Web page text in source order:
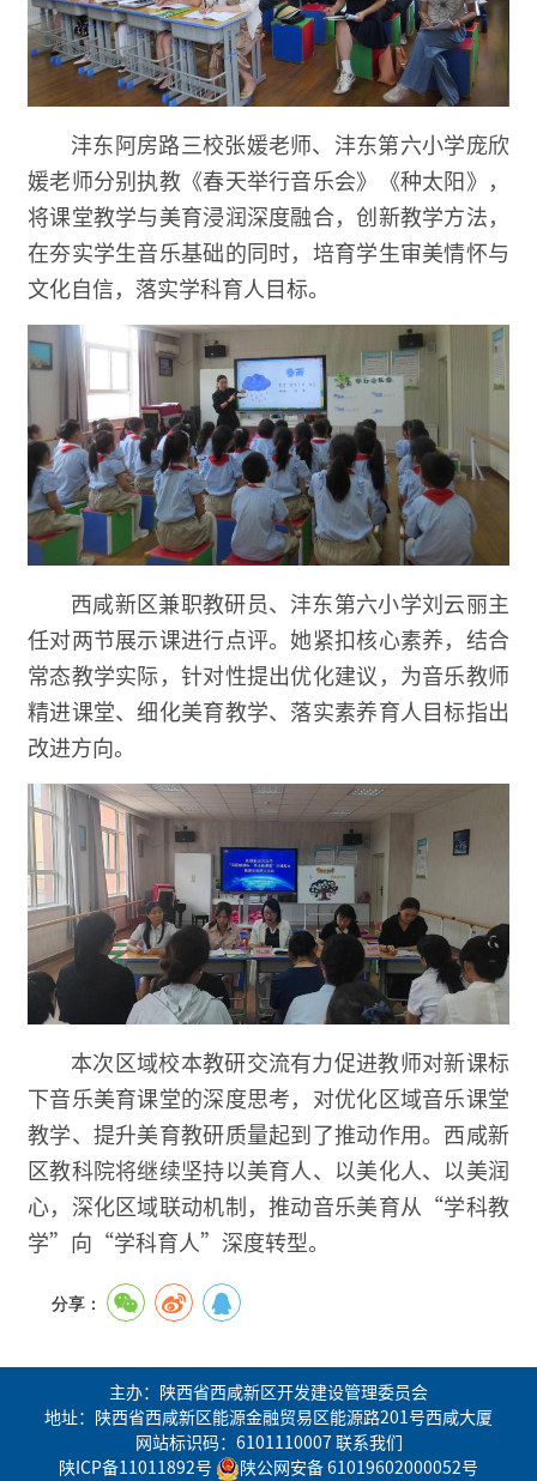
沣东阿房路三校张媛老师、沣东第六小学庞欣
媛老师分别执教《春天举行音乐会》《种太阳》，
将课堂教学与美育浸润深度融合，创新教学方法，
在夯实学生音乐基础的同时，培育学生审美情怀与
文化自信，落实学科育人目标。
西咸新区兼职教研员、沣东第六小学刘云丽主
任对两节展示课进行点评。她紧扣核心素养，结合
常态教学实际，针对性提出优化建议，为音乐教师
精进课堂、细化美育教学、落实素养育人目标指出
改进方向。
本次区域校本教研交流有力促进教师对新课标
下音乐美育课堂的深度思考，对优化区域音乐课堂
教学、提升美育教研质量起到了推动作用。西咸新
区教科院将继续坚持以美育人、以美化人、以美润
心，深化区域联动机制，推动音乐美育从“学科教
学”向“学科育人”深度转型。
分享：
主办：陕西省西咸新区开发建设管理委员会
地址：陕西省西咸新区能源金融贸易区能源路201号西咸大厦
网站标识码：6101110007 联系我们
陕ICP备11011892号
陕公网安备 61019602000052号